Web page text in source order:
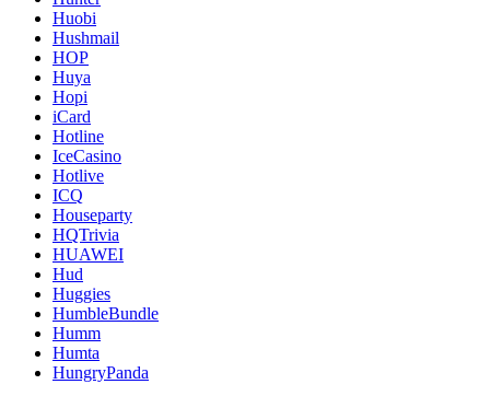
Huobi
Hushmail
HOP
Huya
Hopi
iCard
Hotline
IceCasino
Hotlive
ICQ
Houseparty
HQTrivia
HUAWEI
Hud
Huggies
HumbleBundle
Humm
Humta
HungryPanda